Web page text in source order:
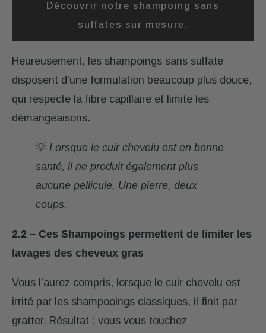
Découvrir notre shampoing sans
sulfates sur mesure.
Heureusement, les shampoings sans sulfate
disposent d’une formulation beaucoup plus douce,
qui respecte la fibre capillaire et limite les
démangeaisons.
💡 Lorsque le cuir chevelu est en bonne
santé, il ne produit également plus
aucune pellicule. Une pierre, deux
coups.
2.2 – Ces Shampoings permettent de limiter les
lavages des cheveux gras
Vous l’aurez compris, lorsque le cuir chevelu est
irrité par les shampooings classiques, il finit par
gratter. Résultat : vous vous touchez